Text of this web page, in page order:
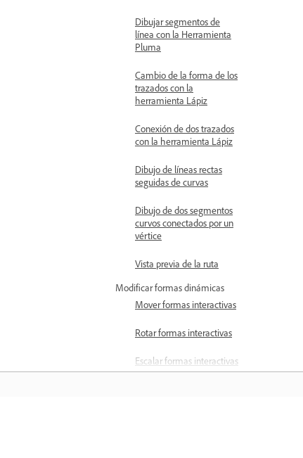
Dibujar segmentos de
línea con la Herramienta
Pluma
Cambio de la forma de los
trazados con la
herramienta Lápiz
Conexión de dos trazados
con la herramienta Lápiz
Dibujo de líneas rectas
seguidas de curvas
Dibujo de dos segmentos
curvos conectados por un
vértice
Vista previa de la ruta
Modificar formas dinámicas
Mover formas interactivas
Rotar formas interactivas
Escalar formas interactivas